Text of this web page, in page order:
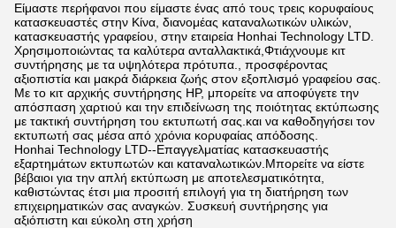
Είμαστε περήφανοι που είμαστε ένας από τους τρεις κορυφαίους
κατασκευαστές στην Κίνα, διανομέας καταναλωτικών υλικών,
κατασκευαστής γραφείου, στην εταιρεία Honhai Technology LTD.
Χρησιμοποιώντας τα καλύτερα ανταλλακτικά,Φτιάχνουμε κιτ
συντήρησης με τα υψηλότερα πρότυπα., προσφέροντας
αξιοπιστία και μακρά διάρκεια ζωής στον εξοπλισμό γραφείου σας.
Με το κιτ αρχικής συντήρησης HP, μπορείτε να αποφύγετε την
απόσπαση χαρτιού και την επιδείνωση της ποιότητας εκτύπωσης
με τακτική συντήρηση του εκτυπωτή σας.και να καθοδηγήσει τον
εκτυπωτή σας μέσα από χρόνια κορυφαίας απόδοσης.
Honhai Technology LTD--Επαγγελματίας κατασκευαστής
εξαρτημάτων εκτυπωτών και καταναλωτικών.Μπορείτε να είστε
βέβαιοι για την απλή εκτύπωση με αποτελεσματικότητα,
καθιστώντας έτσι μια προσιτή επιλογή για τη διατήρηση των
επιχειρηματικών σας αναγκών. Συσκευή συντήρησης για
αξιόπιστη και εύκολη στη χρήση